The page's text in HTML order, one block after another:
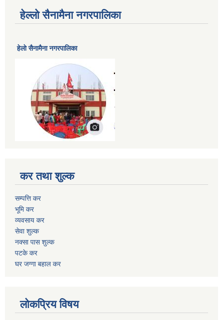
हेल्लो सैनामैना नगरपालिका
हेलाे सैनामैना नगरपालिका
कर तथा शुल्क
सम्पत्ति कर
भूमि कर
व्यवसाय कर
सेवा शुल्क
नक्सा पास शुल्क
पटके कर
घर जग्गा बहाल कर
लोकप्रिय विषय